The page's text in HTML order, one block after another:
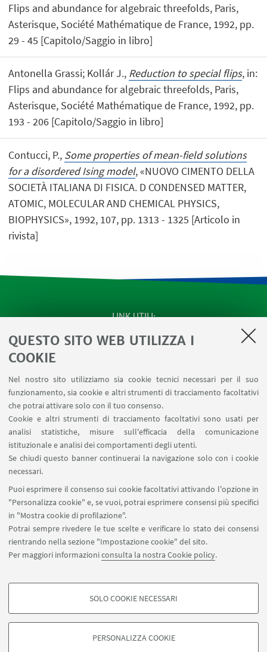
QUESTO SITO WEB UTILIZZA I
COOKIE
Nel nostro sito utilizziamo sia cookie tecnici necessari per il suo
funzionamento, sia cookie e altri strumenti di tracciamento facoltativi
che potrai attivare solo con il tuo consenso.
Cookie e altri strumenti di tracciamento facoltativi sono usati per
analisi statistiche, misure sull'efficacia della comunicazione
istituzionale e analisi dei comportamenti degli utenti.
Se chiudi questo banner continuerai la navigazione solo con i cookie
necessari.
Puoi esprimere il consenso sui cookie facoltativi attivando l'opzione in
"Personalizza cookie" e, se vuoi, potrai esprimere consensi più specifici
in "Mostra cookie di profilazione".
Potrai sempre rivedere le tue scelte e verificare lo stato dei consensi
rientrando nella sezione "Impostazione cookie" del sito.
Per maggiori informazioniconsulta la nostra Cookie policy.
COOKIE DI PROFILAZIONE - FACOLTATIVI
degli utenti, creare profili in base al loro comportamento sul sito, per analisi
SOLO COOKIE NECESSARI
PERSONALIZZA COOKIE
Flips and abundance for algebraic threefolds, Paris,
Asterisque, Société Mathématique de France, 1992, pp.
29 - 45 [Capitolo/Saggio in libro]
Antonella Grassi; Kollár J., Reduction to special flips, in:
Flips and abundance for algebraic threefolds, Paris,
Asterisque, Société Mathématique de France, 1992, pp.
193 - 206 [Capitolo/Saggio in libro]
Contucci, P., Some properties of mean-field solutions
for a disordered Ising model, «NUOVO CIMENTO DELLA
SOCIETÀ ITALIANA DI FISICA. D CONDENSED MATTER,
ATOMIC, MOLECULAR AND CHEMICAL PHYSICS,
BIOPHYSICS», 1992, 107, pp. 1313 - 1325 [Articolo in
rivista]
LINK UTILI
SEMINARI del Dipartimento
MAT info - Informazioni per gli afferenti al Dipartimento
SERVIZI ONLINE interni
Carta dei servizi
SEGUI IL DIPARTIMENTO SU:
SEGUI UNIBO SU:
APP:
©Copyright 2026 - ALMA MATER STUDIORUM - Università di
Bologna - Via Zamboni, 33 - 40126 Bologna - PI: 01131710376 - CF: